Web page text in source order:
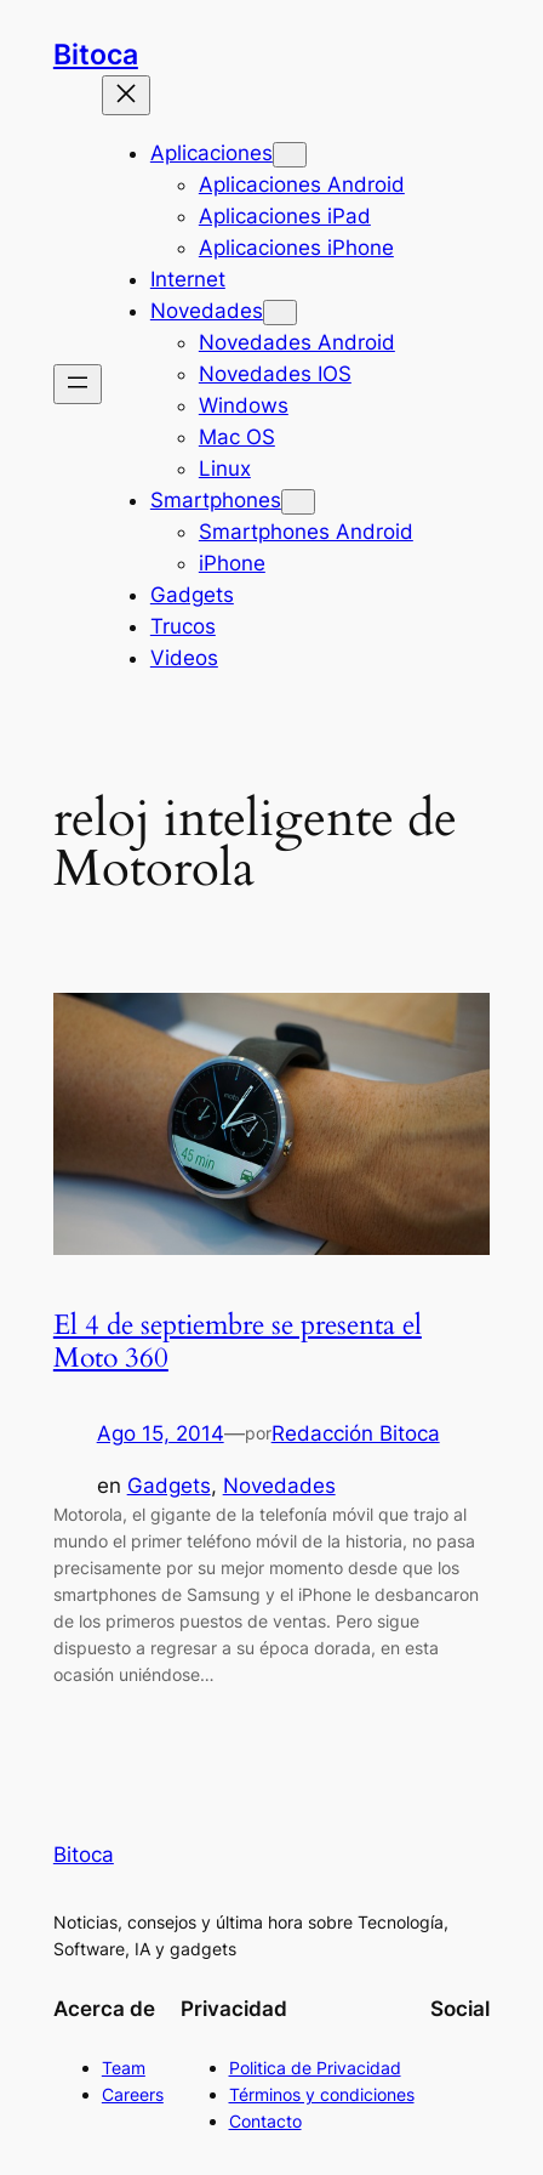
Bitoca
Aplicaciones
Aplicaciones Android
Aplicaciones iPad
Aplicaciones iPhone
Internet
Novedades
Novedades Android
Novedades IOS
Windows
Mac OS
Linux
Smartphones
Smartphones Android
iPhone
Gadgets
Trucos
Videos
reloj inteligente de
Motorola
El 4 de septiembre se presenta el
Moto 360
Ago 15, 2014—porRedacción Bitoca
en Gadgets, Novedades
Motorola, el gigante de la telefonía móvil que trajo al
mundo el primer teléfono móvil de la historia, no pasa
precisamente por su mejor momento desde que los
smartphones de Samsung y el iPhone le desbancaron
de los primeros puestos de ventas. Pero sigue
dispuesto a regresar a su época dorada, en esta
ocasión uniéndose…
Bitoca
Noticias, consejos y última hora sobre Tecnología,
Software, IA y gadgets
Acerca de
Team
Careers
Privacidad
Politica de Privacidad
Términos y condiciones
Contacto
Social